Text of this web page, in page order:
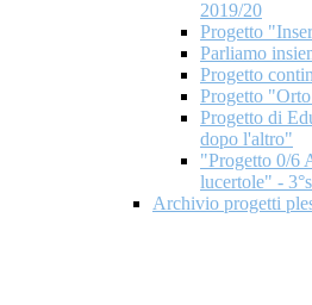
2019/20
Progetto
Parliamo
Progetto
Progetto
Progetto di
dopo l'altro"
"Progetto 0/6
lucertole" -
Archivio progetti